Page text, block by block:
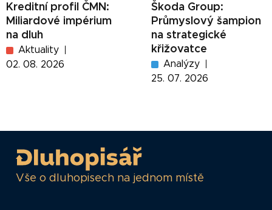
Kreditní profil ČMN:
Miliardové impérium
na dluh
Aktuality
02. 08. 2026
Škoda Group:
Průmyslový šampion
na strategické
křižovatce
Analýzy
25. 07. 2026
Vše o dluhopisech na jednom místě